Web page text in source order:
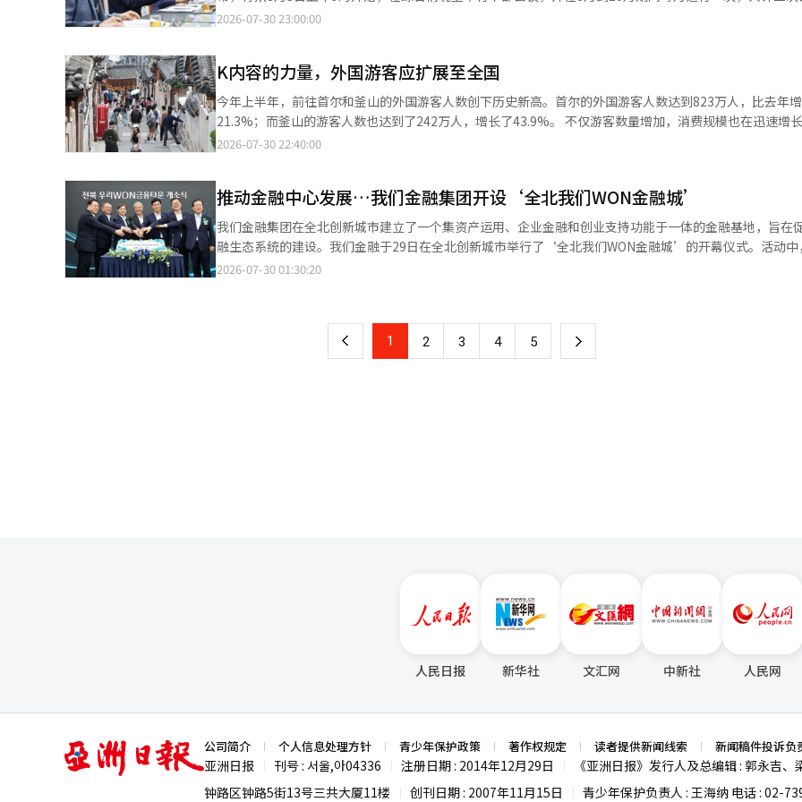
新运营者来说也是一个强有力的利好。※ 本报道经人工智能（AI）系统翻译与编辑。
括江陵、全州、圣水、北村、望远洞等国内案例，以及地方美食、旅游、交通、人工智能、气候行动和共同
会会长赵永锡在推荐序中表示：“帮助地方自我表达的工作就是公关”，并评价道：“这本书展示了在现场
关专业知识与地方独特价值结合后能带来怎样的变化。” 此外，韩国公关协会名誉会长金周浩强调，公关专家们超越
了组织宣传，关注了地方这一公共议题的意义。蓝点AI的金京达董事表示：“地方是未来需要重新解读和连
资产。” 与此同时，作者们将于26日在首尔钟路的朝鲜沙龙举行读书会，分享《地方转型》的主要内容和创作过
程。※ 本报道经人工智能（AI）系统翻译与编辑。
机家庭发掘支持评估”中，被评为优秀地方政府，并获得卫生福利部长表彰。 卫生福利部综合评审了福利盲区的发掘
及支持实绩、支持体系、民间与政府合作、福利服务联动效果等，选出了包括全州市在内的23个优秀地方
网，积极推进危机家庭的提前发掘及民间与政府的合作支持，获得了高分。 市政府提前识别使用灯油和煤炭的取暖弱
势群体，并对175户取暖危机家庭提供了煤炭和灯油支持的“温暖能量分享”项目。 此外，通过与全北地方邮政局的
合作，推动了邮递员对独居老人的关心和健康检查的“温暖问候送达”项目，积极参与生活紧密型危机家庭
在民间与政府合作的福利资源发掘领域，全州市福利基金会与社区保障协商体、全北社会福利共同募捐会
紧密合作，募集到总额达到15600万元的捐款，比去年增长了162.3%，推动了分享文化的传播。※ 本报道
播。 在此之后，将检查系统的稳定性，计划于11月正式实施该制度。 李源泽省长的民选第九届“第一号签署”事项
以随时随地观看直播。 通过电脑或智能手机访问全州特别自治道官方网站，点击主页上的“干部会议直播”横幅，即
可自动连接到官方YouTube频道，实时观看会议视频。 会议将持续90分钟，主要通过报告各实务部门的工作后，由
省长与各部门负责人进行问答的方式进行。 全州特别自治道还将采用分屏方式，同时播放发言者视频和会议资料，以
便居民直观了解会议内容。 此外，为了考虑移动观看环境，将增大会议资料的字体，并将汉字或行政专业术语简化为
居民日常易懂的词汇，以提高观看的便利性。 全州特别自治道还在推动政府大楼全面开放，以实现开放的政府。这意
本月初的干部会议上表示：“目前访问省政府需要存放身份证并办理出入证，给人一种政府大楼相对封闭的
们将尽快制定具体的开放方案，以便居民能够方便地访问政府大楼。” 面向大学生招募“全州爱心支持者第一期”
全州特别自治道为提高全州爱心居民证的全国知名度和使用活跃度，面向省内外大学生招募“2026年全州
第一期”。 根据30日的消息，此次支持者招募旨在利用大学生的新颖创意和社交网络服务（SNS）能力，广泛宣传全
州爱心居民证的各种优惠，并促进居民的访问和地方消费。 招募对象为省内外大学生约20名，休学学生也可参加。
度改进和活跃方案。 希望申请者需在7月30日至8月13日下午6时之前，填写在全州特别自治道和全州爱心居民网站上
发布的申请表，并通过电子邮件提交。 全州特别自治道将根据申请动机、SNS和内容制作经验、宣传创意、活动计划
2026-07-30 23:00:00
K内容的力量，外国游客应扩展至全国
今年上半年，前往首尔和釜山的外国游客人数创下历史新高。首尔的外国游客人数达到823万人，比去年
21.3%；而釜山的游客人数也达到了242万人，增长了43.9%。 不仅游客数量增加，消费规模也在迅速增长。上半
年，前往韩国的外国游客在首尔的信用卡消费金额达到5.6172万亿韩元，同比激增56.8%；而釜山的旅游消
释这一成就是不够的。近年来，全球范围内流行的K-POP、K-剧、K-食品和K-美容激发了人们对亲身体验
望，这才是更根本的原因。许多游客在观看韩国电视剧后，前往拍摄地，访问社交媒体上推荐的美食店，
和医疗服务，前往韩国的人数显著增加。文化内容正在推动旅游和消费形成良性循环。 首尔的旅游消费中，购物和医
疗·健康领域占据了70%以上。釜山在BTS演出期间，外国游客的流动人数比平时增加了三倍以上，演出场
信用卡销售额也翻了一番。这些案例表明，K内容不仅是旅游产品，更是推动地方经济发展的动力。 更值得关注的
是更倾向于体验韩国人的日常生活和地方文化。这意味着旅游政策的方向也需要改变。 最重要的是，要将历史上最多
的外国游客的热潮延续到大城市以外的地方。地方上拥有世界级的自然景观、历史文化遗产、传统市场、美
2026-07-30 22:40:00
推动金融中心发展…我们金融集团开设‘全北我们WON金融城’
我们金融集团在全北创新城市建立了一个集资产运用、企业金融和创业支持功能于一体的金融基地，旨在
融生态系统的建设。我们金融于29日在全北创新城市举行了‘全北我们WON金融城’的开幕仪式。活动中
别自治道知事李元泽、国民养老金公团理事长金成周、全州市市长赵志勋、我们金融会长任钟龙等人出席了
新创业公司的发掘与培育支持体系。首先，我们银行将新设企业金融专属渠道‘NPS全北BIZ优选中心’，
与全北地区先进战略产业相关的企业。通过这一措施，计划到2030年向全北地区提供约1.6万亿韩元的企业
时，将围绕创业支持项目‘DINNOLab’扩大对全北地区有前景的创业公司的支持。此外，我们微笑金融基
2026-07-30 01:30:20
上 1 2 3 4 5 下
人民日报 新华社 文汇网 中新社 人民网
亚
洲
日
公司简介 个人信息处理方针 青少年保护政策 著作权规定 读者提供新闻线索 新闻稿件投诉负
亚洲日报 刊号 : 서울,아04336 注册日期 : 2014年12月29日 《亚洲日报》发行人及总编辑 : 郭永吉、
钟路区钟路5街13号三共大厦11楼
创刊日期 : 2007年11月15日 青少年保护负责人 : 王海纳 电话 : 02-